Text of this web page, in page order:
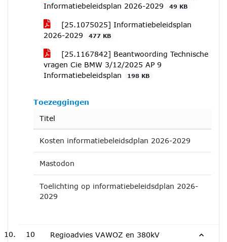
Informatiebeleidsplan 2026-2029
49 KB
[25.1075025] Informatiebeleidsplan
2026-2029
477 KB
[25.1167842] Beantwoording Technische
vragen Cie BMW 3/12/2025 AP 9
Informatiebeleidsplan
198 KB
Toezeggingen
Titel
Kosten informatiebeleidsdplan 2026-2029
Mastodon
Toelichting op informatiebeleidsdplan 2026-
2029
10
Regioadvies VAWOZ en 380kV